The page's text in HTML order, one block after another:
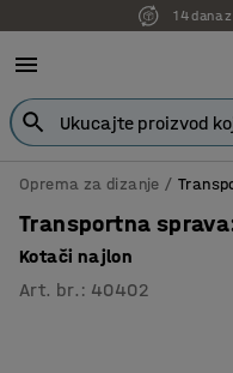
14 dana
Oprema za dizanje
Transportna
Kotači najlon
Art. br. : 40402